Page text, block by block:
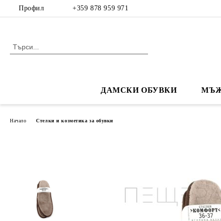
Профил +359 878 959 971
ДАМСКИ ОБУВКИ
Начало Стелки и козметика за обувки